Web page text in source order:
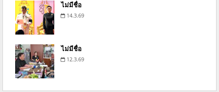
ไม่มีชื่อ
14.3.69
ไม่มีชื่อ
12.3.69